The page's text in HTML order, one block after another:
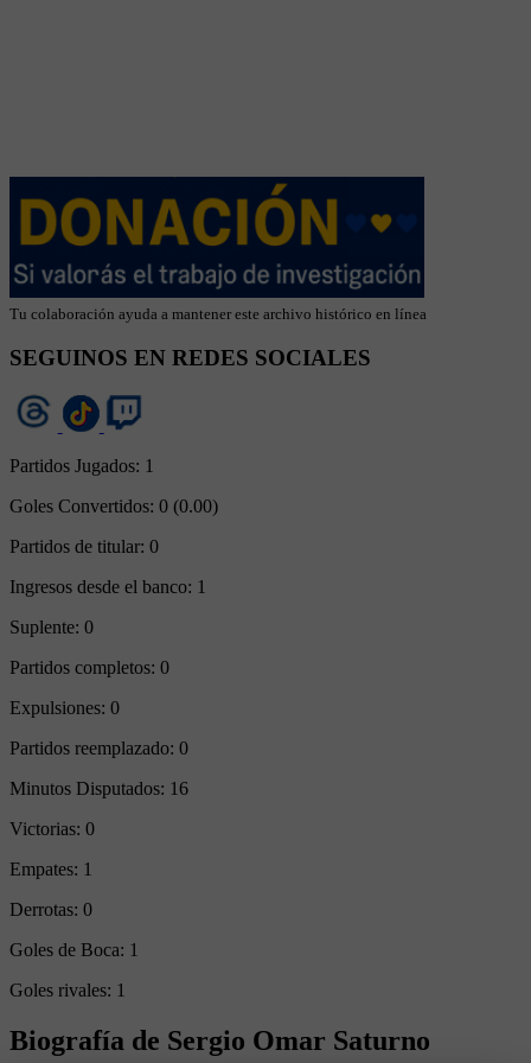
Tu colaboración ayuda a mantener este archivo histórico en línea
SEGUINOS EN REDES SOCIALES
Partidos Jugados: 1
Goles Convertidos: 0 (0.00)
Partidos de titular: 0
Ingresos desde el banco: 1
Suplente: 0
Partidos completos: 0
Expulsiones: 0
Partidos reemplazado: 0
Minutos Disputados: 16
Victorias: 0
Empates: 1
Derrotas: 0
Goles de Boca: 1
Goles rivales: 1
Biografía de Sergio Omar Saturno